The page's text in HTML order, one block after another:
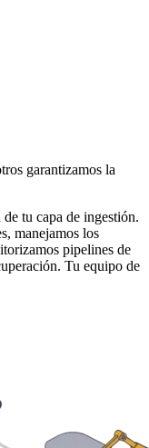
garantizamos la
tu capa de ingestión.
manejamos los
pipelines de
Tu equipo de